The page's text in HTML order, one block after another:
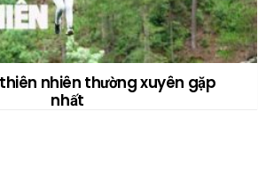
nhiên thường xuyên gặp
nhất